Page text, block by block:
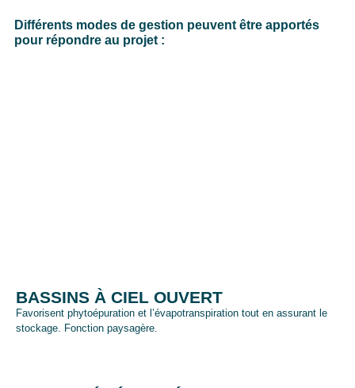
Différents modes de gestion peuvent être apportés
pour répondre au projet :
BASSINS À CIEL OUVERT
Favorisent phytoépuration et l’évapotranspiration tout en assurant le
stockage. Fonction paysagère.